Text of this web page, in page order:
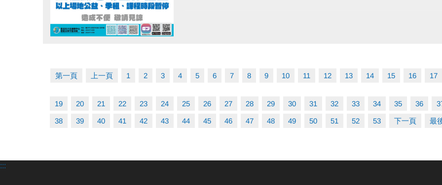
第一頁 上一頁 1 2 3 4 5 6 7 8 9 10 11 12 13 14 15 16 17
19 20 21 22 23 24 25 26 27 28 29 30 31 32 33 34 35 36
38 39 40 41 42 43 44 45 46 47 48 49 50 51 52 53 下一頁 最
:::